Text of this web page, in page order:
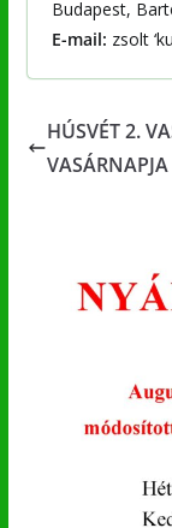
Budapest,
E-mail: zsolt
HÚSVÉT 2.
VASÁRNAPJA